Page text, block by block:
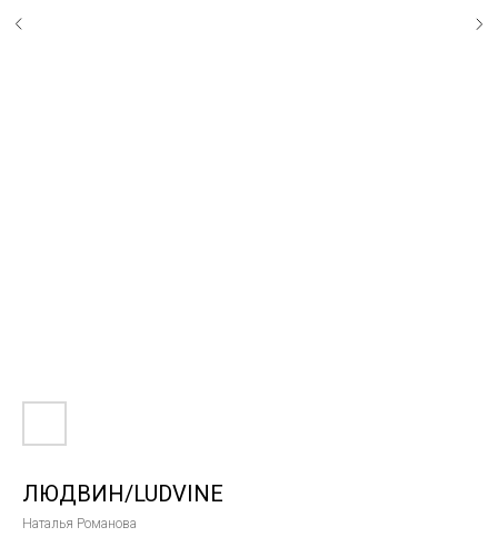
ЛЮДВИН/LUDVINE
Наталья Романова